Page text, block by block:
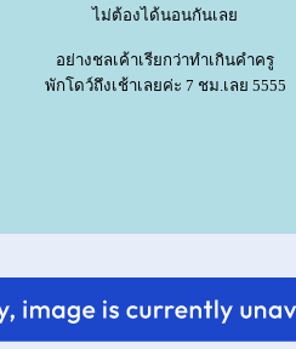
ไม่ต้องได้นอนกันเล
อย่างชลเค้าเรียกว่าทำเกินคำครู
พักโดว์ถึงเช้าเลยค่ะ 7 ชม.เลย 5555